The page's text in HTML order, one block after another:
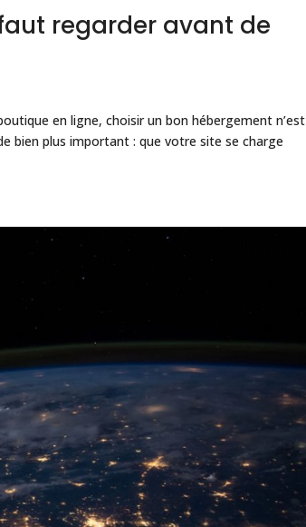
regarder avant de
en ligne, choisir un bon hébergement n’est
bien plus important : que votre site se charge